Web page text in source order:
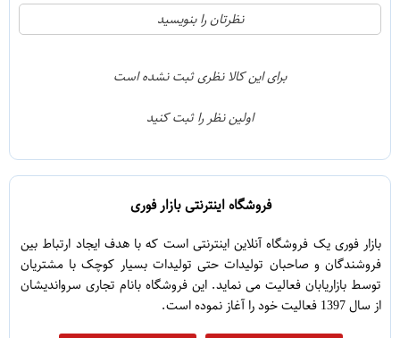
21
1
نظرتان را بنویسید
برای این کالا نظری ثبت نشده است
اولین نظر را ثبت کنید
فروشگاه اینترنتی بازار فوری
بازار فوری یک فروشگاه آنلاین اینترنتی است که با هدف ایجاد ارتباط بین
فروشندگان و صاحبان تولیدات حتی تولیدات بسیار کوچک با مشتریان
توسط بازاریابان فعالیت می نماید. این فروشگاه بانام تجاری سرواندیشان
از سال 1397 فعالیت خود را آغاز نموده است.